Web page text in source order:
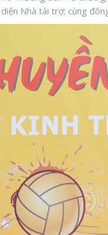
Nhà tài trợ; cùng